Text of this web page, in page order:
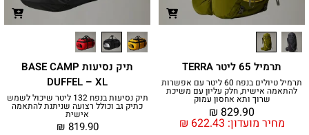
תרמיל 65 ליטר TERRA
תרמיל טיולים בנפח 60 ליטר עם אפשרות
להתאמה אישית, חלק עליון עם משיכת
שרוך ותא אחסון עמוק
מחיר מועדון: ₪ 622.43
₪ 829.90
תיק נסיעות BASE CAMP
DUFFEL – XL
תיק נסיעות בנפח 132 ליטר שיכול לשמש
כתיק גב וכולל רצועה שניתנת להתאמה
אישית
₪ 819.90